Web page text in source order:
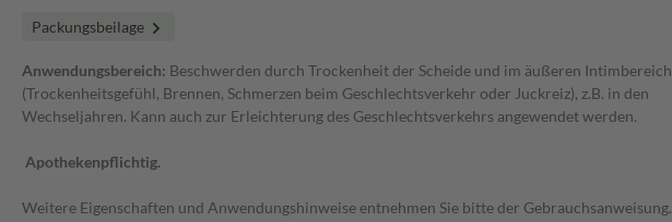
Packungsbeilage
Anwendungsbereich: Beschwerden durch Trockenheit der Scheide und im äußeren Intimbereich
(Trockenheitsgefühl, Brennen, Schmerzen beim Geschlechtsverkehr oder Juckreiz), z.B. in den
Wechseljahren. Kann auch zur Erleichterung des Geschlechtsverkehrs angewendet werden.
Apothekenpflichtig.
Weitere Eigenschaften und Anwendungshinweise entnehmen Sie bitte der Gebrauchsanweisung.